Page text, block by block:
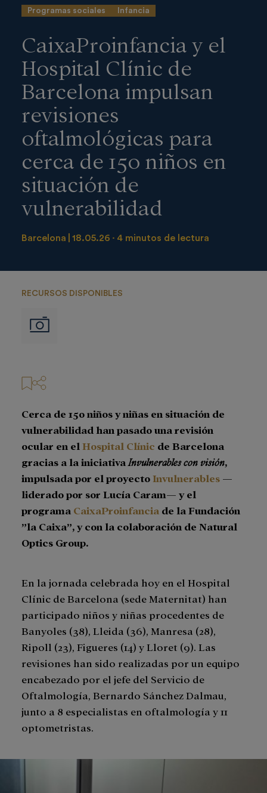
Programas sociales Infancia
CaixaProinfancia y el
Hospital Clínic de
Barcelona impulsan
revisiones
oftalmológicas para
cerca de 150 niños en
situación de
vulnerabilidad
Barcelona 18.05.26 4 minutos de lectura
RECURSOS DISPONIBLES
Imágenes
Cerca de 150 niños y niñas en situación de
vulnerabilidad han pasado una revisión
ocular en el Hospital Clínic de Barcelona
gracias a la iniciativa Invulnerables con visión,
impulsada por el proyectoInvulnerables —
liderado por sor Lucía Caram— y el
programa CaixaProinfancia de la Fundación
”la Caixa”, y con la colaboración de Natural
Optics Group.
En la jornada celebrada hoy en el Hospital
Clínic de Barcelona (sede Maternitat) han
participado niños y niñas procedentes de
Banyoles (38), Lleida (36), Manresa (28),
Ripoll (23), Figueres (14) y Lloret (9). Las
revisiones han sido realizadas por un equipo
encabezado por el jefe del Servicio de
Oftalmología, Bernardo Sánchez Dalmau,
junto a 8 especialistas en oftalmología y 11
optometristas.